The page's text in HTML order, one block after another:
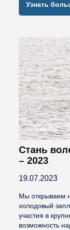
Узнать
Стань
– 2023
19.07.2023
Мы открываем
холодовый
участия в
возможность